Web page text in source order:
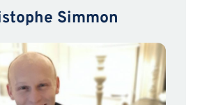
Simmon